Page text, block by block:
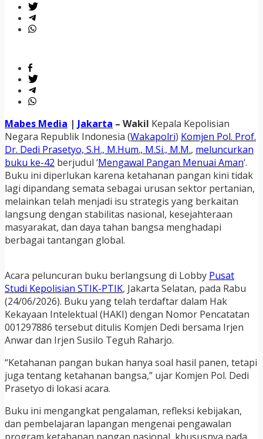
Mabes Media | Jakarta – Wakil Kepala Kepolisian
Negara Republik Indonesia (Wakapolri) Komjen Pol. Prof.
Dr. Dedi Prasetyo, S.H., M.Hum., M.Si., M.M., meluncurkan
buku ke-42 berjudul ‘Mengawal Pangan Menuai Aman‘.
Buku ini diperlukan karena ketahanan pangan kini tidak
lagi dipandang semata sebagai urusan sektor pertanian,
melainkan telah menjadi isu strategis yang berkaitan
langsung dengan stabilitas nasional, kesejahteraan
masyarakat, dan daya tahan bangsa menghadapi
berbagai tantangan global.
Acara peluncuran buku berlangsung di Lobby Pusat
Studi Kepolisian STIK-PTIK, Jakarta Selatan, pada Rabu
(24/06/2026). Buku yang telah terdaftar dalam Hak
Kekayaan Intelektual (HAKI) dengan Nomor Pencatatan
001297886 tersebut ditulis Komjen Dedi bersama Irjen
Anwar dan Irjen Susilo Teguh Raharjo.
“Ketahanan pangan bukan hanya soal hasil panen, tetapi
juga tentang ketahanan bangsa,” ujar Komjen Pol. Dedi
Prasetyo di lokasi acara.
Buku ini mengangkat pengalaman, refleksi kebijakan,
dan pembelajaran lapangan mengenai pengawalan